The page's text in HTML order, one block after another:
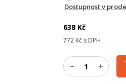
Dostupnost v
638 Kč
772 Kč s DPH